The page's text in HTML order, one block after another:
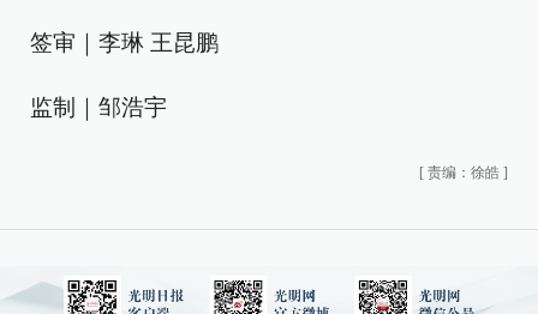
签审｜李琳 王昆鹏
监制｜邹浩宇
[ 责编：徐皓 ]